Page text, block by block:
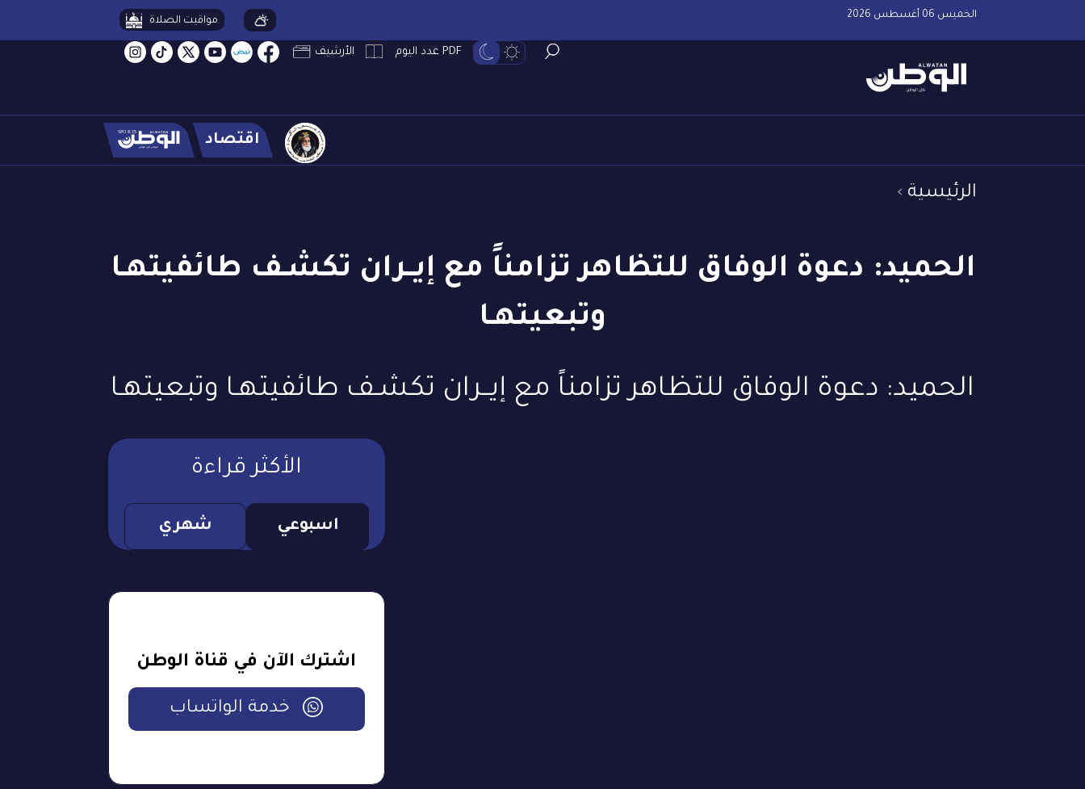
الخميس 06 أغسطس 2026 مواقيت الصلاة
PDF عدد اليوم الأرشيف
اقتصاد
الرئيسية
الحميد: دعوة الوفاق للتظاهر تزامناً مع إيــران تكشـف طائفيتهـا
وتبعيتهـا
الحميد: دعوة الوفاق للتظاهر تزامناً مع إيــران تكشـف طائفيتهـا وتبعيتهـا
الأكثر قراءة
اسبوعي شهري
اشترك الآن في قناة الوطن
خدمة الواتساب